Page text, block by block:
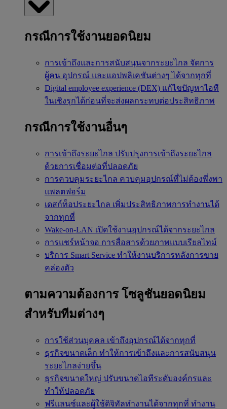
กรณีการใช้งานยอดนิยม
การเข้าถึงและการสนับสนุนจากระยะไกล จัดการ
ผู้คน อุปกรณ์ และแอปพลิเคชันต่างๆ ได้จากทุกที่
Digital employee experience (DEX) แก้ไขปัญหาไอที
ในเชิงรุกได้ก่อนที่จะส่งผลกระทบต่อประสิทธิภาพ
กรณีการใช้งานอื่นๆ
การเข้าถึงระยะไกล ปรับปรุงการเข้าถึงระยะไกล
ด้วยการเชื่อมต่อที่ปลอดภัย
การควบคุมระยะไกล ควบคุมอุปกรณ์ที่ไม่ต้องพึ่งพา
แพลตฟอร์ม
เดสก์ท็อประยะไกล เพิ่มประสิทธิภาพการทำงานได้
จากทุกที่
Wake-on-LAN เปิดใช้งานอุปกรณ์ได้จากระยะไกล
การแชร์หน้าจอ การสื่อสารด้วยภาพแบบเรียลไทม์
บริการ Smart Service ทำให้งานบริการหลังการขาย
คล่องตัว
ตามความต้องการ โซลูชันยอดนิยม
สำหรับทีมต่างๆ
การใช้ส่วนบุคคล เข้าถึงอุปกรณ์ได้จากทุกที่
ธุรกิจขนาดเล็ก ทำให้การเข้าถึงและการสนับสนุน
ระยะไกลง่ายขึ้น
ธุรกิจขนาดใหญ่ ปรับขนาดไอทีระดับองค์กรและ
ทำให้ปลอดภัย
ฟรีแลนซ์และผู้ใช้ดิจิทัลทำงานได้จากทุกที่ ทำงาน